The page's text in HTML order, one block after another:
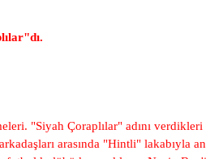
"Siyah Çoraplılar" adını
arasında "Hintli" lakabıyla